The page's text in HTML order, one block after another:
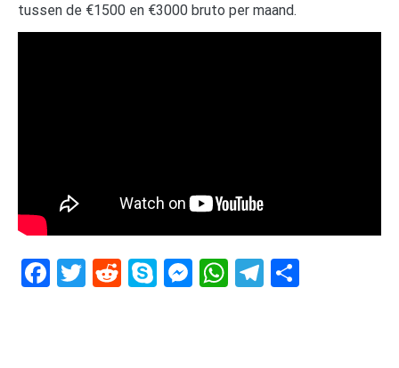
tussen de €1500 en €3000 bruto per maand.
Facebook
Twitter
RedditSkypeMessenger
WhatsApp
Telegram